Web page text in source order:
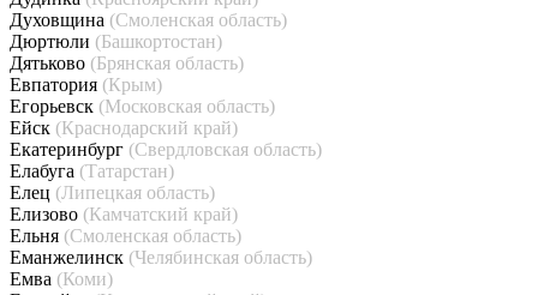
Духовщина (Смоленская область)
Дюртюли (Башкортостан)
Дятьково (Брянская область)
Евпатория (Крым)
Егорьевск (Московская область)
Ейск (Краснодарский край)
Екатеринбург (Свердловская область)
Елабуга (Татарстан)
Елец (Липецкая область)
Елизово (Камчатский край)
Ельня (Смоленская область)
Еманжелинск (Челябинская область)
Емва (Коми)